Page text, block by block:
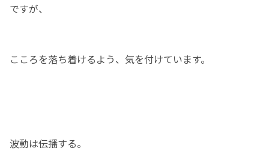
ですが、
こころを落ち着けるよう、気を付けています。
波動は伝播する。